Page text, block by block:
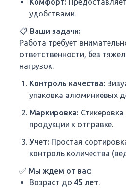
Комфорт:
удобствами.
📋 Ваши задачи:
Работа требует
ответственности, без
нагрузок:
Контроль качества:
упаковка алюминиевых
Маркировка:
продукции к отправке.
Учет: Простая
контроль количества
✅ Мы ждем от вас:
Возраст до 45 лет.